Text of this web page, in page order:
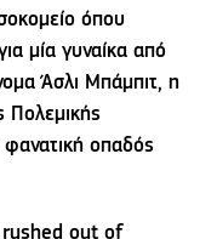
όπου
μία γυναίκα από
Άσλι Μπάμπιτ, η
Πολεμικής
οπαδός
rushed out of